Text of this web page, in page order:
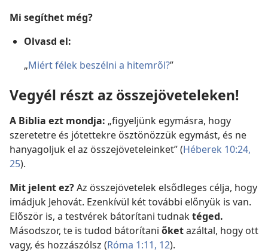
Mi segíthet még?
Olvasd el:
„Miért félek beszélni a hitemről?”
Vegyél részt az összejöveteleken!
A Biblia ezt mondja: „figyeljünk egymásra, hogy
szeretetre és jótettekre ösztönözzük egymást, és ne
hanyagoljuk el az összejöveteleinket” (Héberek 10:24,
25).
Mit jelent ez?Az összejövetelek elsődleges célja, hogy
imádjuk Jehovát. Ezenkívül két további előnyük is van.
Először is, a testvérek bátorítani tudnaktéged.
Másodszor, te is tudod bátorítani őketazáltal, hogy ott
vagy, és hozzászólsz (Róma 1:11, 12).